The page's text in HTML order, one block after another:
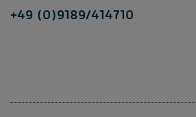
+49 (0)9189/414710